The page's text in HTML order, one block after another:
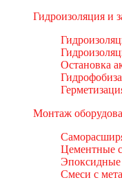
Гидроизоляция и
Остановка
Монтаж
Цементные
Эпоксидные
Смеси с